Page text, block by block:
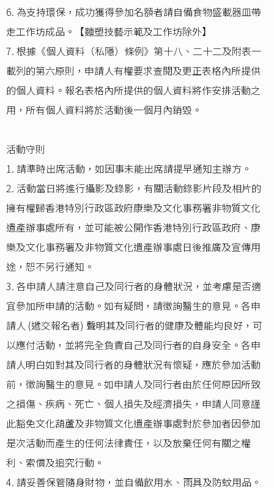
6.⁠ ⁠為支持環保，成功獲得參加名額者請自備食物盛載器皿帶
走工作坊成品。【麵塑技藝示範及工作坊除外】
7. 根據《個人資料（私隱）條例》第十八、二十二及附表一
載列的第六原則，申請人有權要求查閱及更正表格內所提供
的個人資料。報名表格內所提供的個人資料將作安排活動之
用，所有個人資料將於活動後一個月內銷毀。
活動守則
1. 請準時出席活動，如因事未能出席請提早通知主辦方。
2. 活動當日將進行攝影及錄影，有關活動錄影片段及相片的
擁有權歸香港特別行政區政府康樂及文化事務署非物質文化
遺產辦事處所有，並可能被公開作香港特別行政區政府、康
樂及文化事務署及非物質文化遺產辦事處日後推廣及宣傳用
途，恕不另行通知。
3. 各申請人請注意自己及同行者的身體狀況，並考慮是否適
宜參加所申請的活動。如有疑問，請徵詢醫生的意見。各申
請人 (遞交報名者) 聲明其及同行者的健康及體能均良好，可
以應付活動，並將完全負責自己及同行者的自身安全。各申
請人明白如對其及同行者的身體狀況有懷疑，應於參加活動
前，徵詢醫生的意見。如申請人及同行者由於任何原因所致
之損傷、疾病、死亡、個人損失及經濟損失，申請人同意謹
此豁免文化葫蘆及非物質文化遺產辦事處對於參加者因參加
是次活動而產生的任何法律責任，以及放棄任何有關之權
利、索償及追究行動。
4. 請妥善保管隨身財物，並自備飲用水、雨具及防蚊用品。